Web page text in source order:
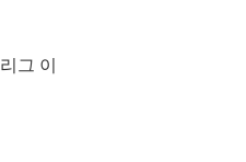
그 이